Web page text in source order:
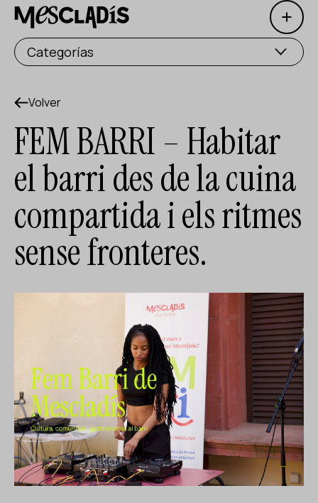
Open
Productora social
Productora de experiencias
Productora de empleo
Productora de conocimiento
Productora cultural
Agenda
Nuestros talleres
Blog
Contacto
FacebookInstagram YoutubeTwitter/X
Categorías
Volver
FEM BARRI – Habitar
el barri des de la cuina
compartida i els ritmes
sense fronteres.